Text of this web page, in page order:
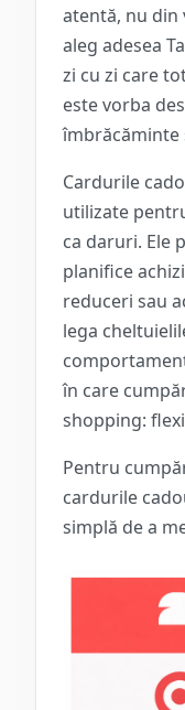
atentă, nu din
aleg adesea
zi cu zi care
este vorba
îmbrăcăminte
Cardurile
utilizate
ca daruri. Ele
planifice
reduceri sau
lega
în care
shopping:
Pentru
cardurile
simplă de a